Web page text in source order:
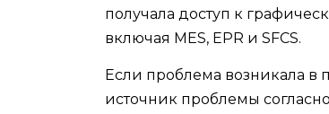
получала доступ к
включая MES, EPR и SFCS.
Если проблема возникала
источник проблемы